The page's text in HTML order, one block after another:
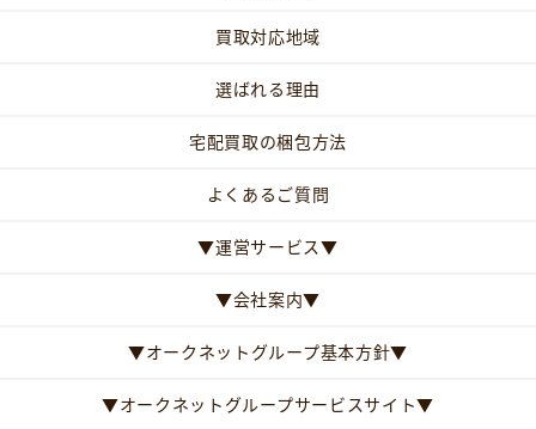
買取対応地域
選ばれる理由
宅配買取の梱包方法
よくあるご質問
▼運営サービス▼
▼会社案内▼
▼オークネットグループ基本方針▼
▼オークネットグループサービスサイト▼